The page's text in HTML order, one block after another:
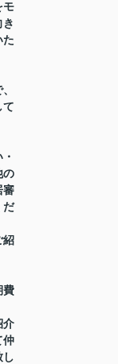
モ
た
て
の
審
だ
紹
費
介
仲
し